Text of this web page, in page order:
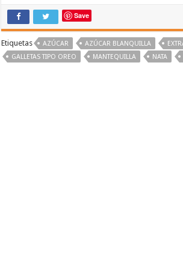
Save
Etiquetas AZÚCAR AZÚCAR BLANQUILLA
GALLETAS TIPO OREO
MANTEQUILLA NATA